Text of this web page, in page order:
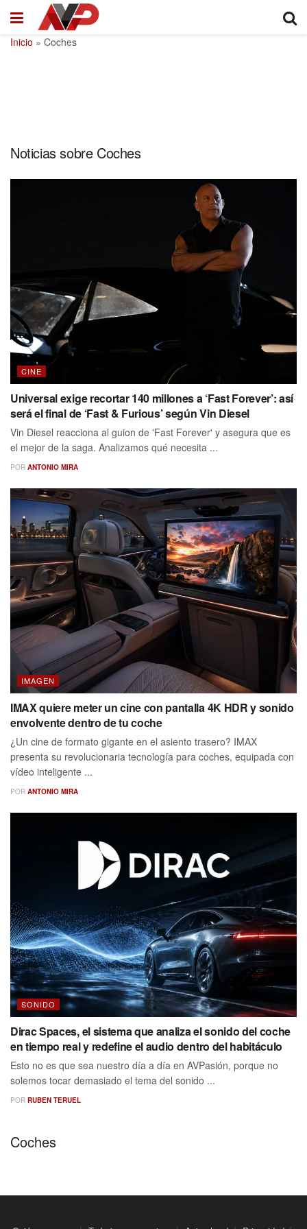
Inicio » Coches
Noticias sobre Coches
CINE
Universal exige recortar 140 millones a ‘Fast Forever’: así
será el final de ‘Fast & Furious’ según Vin Diesel
Vin Diesel reacciona al guion de 'Fast Forever' y asegura que es
el mejor de la saga. Analizamos qué necesita ...
POR ANTONIO MIRA
IMAGEN
IMAX quiere meter un cine con pantalla 4K HDR y sonido
envolvente dentro de tu coche
¿Un cine de formato gigante en el asiento trasero? IMAX
presenta su revolucionaria tecnología para coches, equipada con
vídeo inteligente ...
POR ANTONIO MIRA
SONIDO
Dirac Spaces, el sistema que analiza el sonido del coche
en tiempo real y redefine el audio dentro del habitáculo
Esto no es que sea nuestro día a día en AVPasión, porque no
solemos tocar demasiado el tema del sonido ...
POR RUBEN TERUEL
Coches